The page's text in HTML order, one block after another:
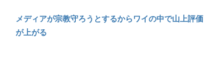
メディアが宗教守ろうとするからワイの中で山上評価
が上がる